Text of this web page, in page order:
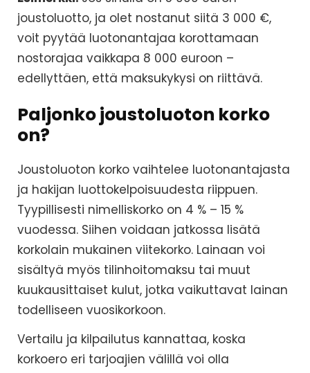
joustoluotto, ja olet nostanut siitä 3 000 €,
voit pyytää luotonantajaa korottamaan
nostorajaa vaikkapa 8 000 euroon –
edellyttäen, että maksukykysi on riittävä.
Paljonko joustoluoton korko
on?
Joustoluoton korko vaihtelee luotonantajasta
ja hakijan luottokelpoisuudesta riippuen.
Tyypillisesti nimelliskorko on 4 % – 15 %
vuodessa. Siihen voidaan jatkossa lisätä
korkolain mukainen viitekorko. Lainaan voi
sisältyä myös tilinhoitomaksu tai muut
kuukausittaiset kulut, jotka vaikuttavat lainan
todelliseen vuosikorkoon.
Vertailu ja kilpailutus kannattaa, koska
korkoero eri tarjoajien välillä voi olla